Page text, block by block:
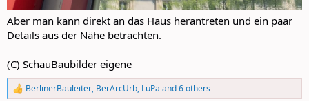
Aber man kann direkt an das Haus herantreten und ein paar
Details aus der Nähe betrachten.
(C) SchauBaubilder eigene
R
BerlinerBauleiter, BerArcUrb, LuPa and 6 others